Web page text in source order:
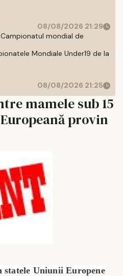
08/08/2026 21:29
mondial de
Mondiale Under19 de la
08/08/2026 21:25
mamele sub 15
provin
statele Uniunii Europene